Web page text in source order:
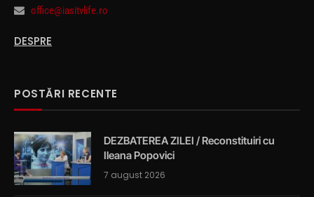
office@iasitvlife.ro
DESPRE
POSTĂRI RECENTE
DEZBATEREA ZILEI / Reconstituiri cu
Ileana Popovici
7 august 2026